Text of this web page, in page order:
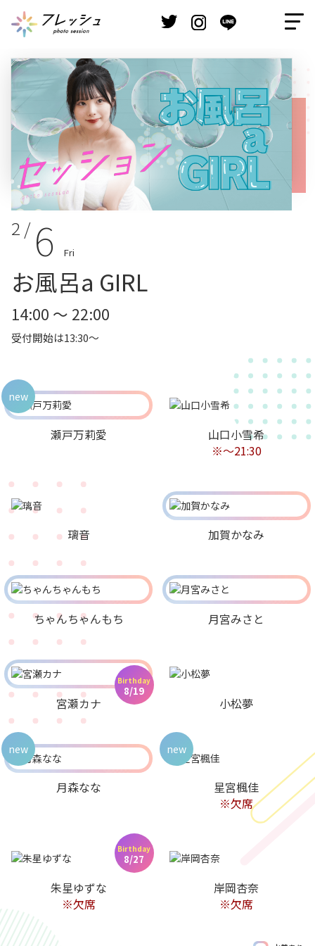
2 / 6 Fri
お風呂a GIRL
14:00 ～ 22:00
受付開始は13:30～
瀬戸万莉愛
new
山口小雪希
※〜21:30
璃音
Birthday
8/19
加賀かなみ
ちゃんちゃんもち 月宮みさと
宮瀬カナ
Birthday
8/27
小松夢
月森なな
new
星宮楓佳
※欠席
new
朱星ゆずな
※欠席
岸岡杏奈
※欠席